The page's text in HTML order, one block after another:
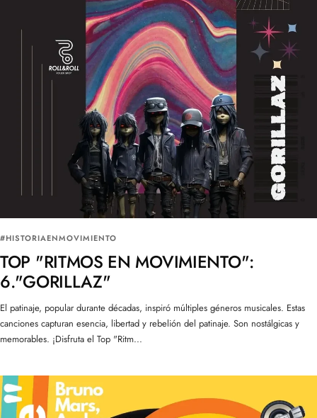
#HISTORIAENMOVIMIENTO
TOP "RITMOS EN MOVIMIENTO":
6."GORILLAZ"
El patinaje, popular durante décadas, inspiró múltiples géneros musicales. Estas
canciones capturan esencia, libertad y rebelión del patinaje. Son nostálgicas y
memorables. ¡Disfruta el Top "Ritm...